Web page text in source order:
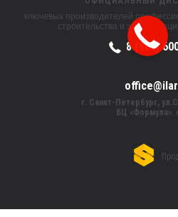
ключевых производителей
строительства и
8 (800)
г. Санкт-Петербург,
БЦ «Формула».